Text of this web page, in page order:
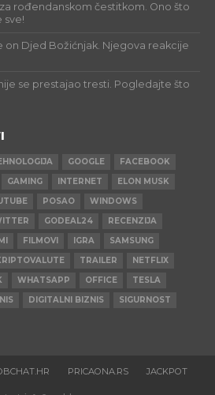
rođendanskom čestitkom. Ono što
sve!
on Djed Božićnjak. Njegova reakcije
se prestajao tresti. Pogledajte što
GOOGLE
FACEBOOK
GAMING INTERNET
ELON MUSK
POSAO
WINDOWS
GODEAL24
RECENZIJA
FILMOVI IGRA
SAMSUNG
TRAILER
NETFLIX
WHATSAPP OFFICE
TESLA
DIGITALNI BIZNIS SIGURNOST
PRICAONA.RS JACKPOT